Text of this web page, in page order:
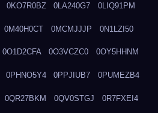
0KO7R0BZ 0LA240G7 0LIQ91PM
0M40H0CT 0MCMJJJP 0N1LZI50
0O1D2CFA 0O3VCZC0 0OY5HHNM
0PHNO5Y4 0PPJIUB7 0PUMEZB4
0QR27BKM 0QV0STGJ 0R7FXEI4